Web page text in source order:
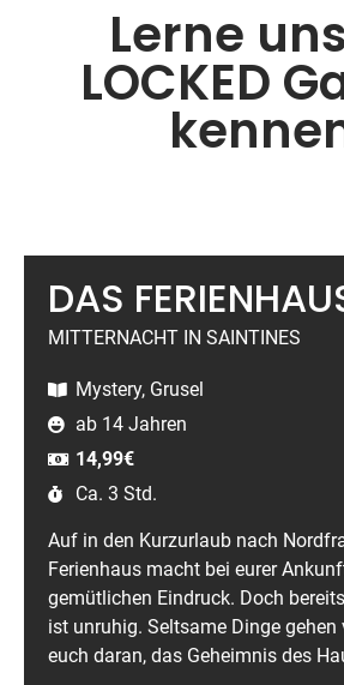
Lerne
LOCKED
DAS
MITTERNACHT IN SAINTINES
Mystery, Grusel
ab 14 Jahren
14,99€
Ca. 3 Std.
Auf in den Kurzurlaub nach
Ferienhaus macht bei eurer
gemütlichen Eindruck. Doch
ist unruhig. Seltsame Dinge
euch daran, das Geheimnis des